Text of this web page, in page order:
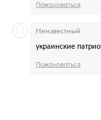
Пожаловаться
украинские
Неизвестный
Пожаловаться